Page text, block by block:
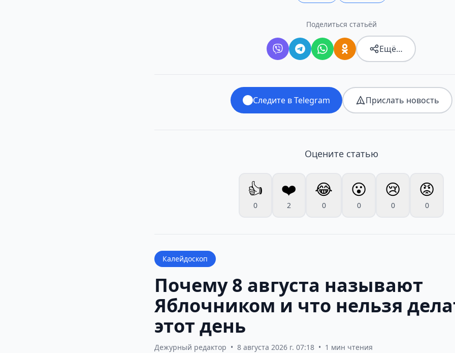
Поделиться статьёй
Ещё…
Следите в Telegram Прислать новость
Оцените статью
👍
0
❤️
2
😂
0
😮
0
😢
0
😡
0
Калейдоскоп
Почему 8 августа называют
Яблочником и что нельзя
этот день
Дежурный редактор • 8 августа 2026 г. 07:18 • 1 мин чтения